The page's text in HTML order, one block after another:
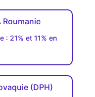
Roumanie
: 21% et 11% en
(DPH)